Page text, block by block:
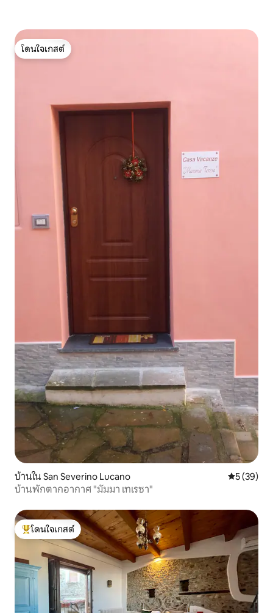
โดนใจเกสต์
โดนใจเกสต์
บ้านใน San Severino Lucano คะแนนเฉลี่
5 (39)
บ้านพักตากอากาศ "มัมมา เทเรซา"
โดนใจเกสต์ที่สุด
โดนใจเกสต์